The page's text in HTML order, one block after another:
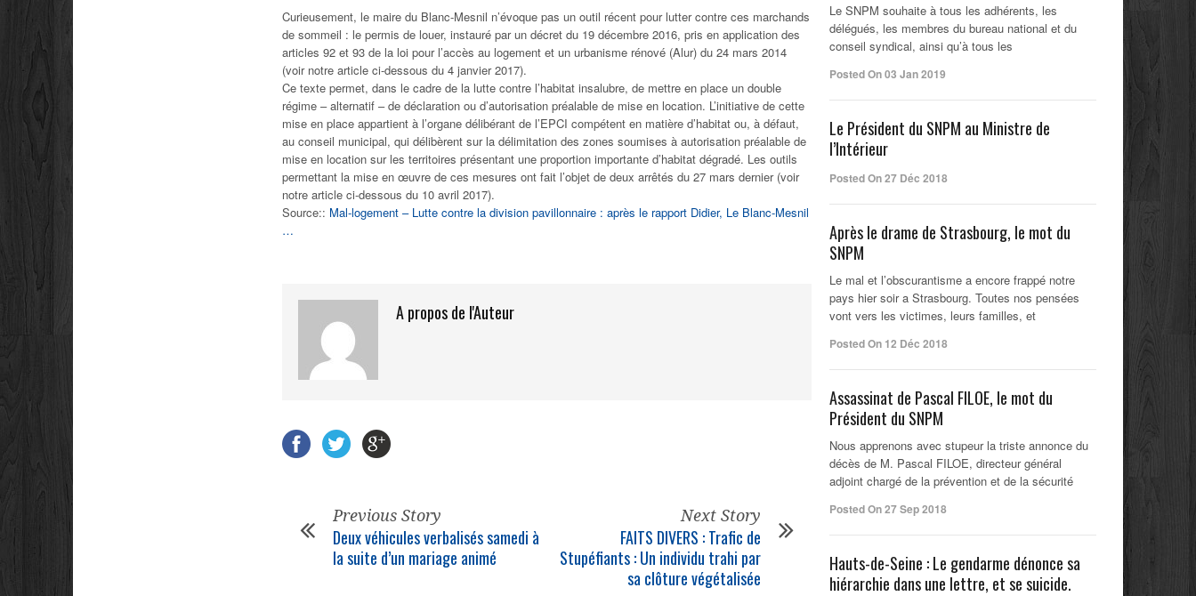
Curieusement, le maire du Blanc-Mesnil n’évoque pas un outil récent pour lutter contre ces marchands
de sommeil : le permis de louer, instauré par un décret du 19 décembre 2016, pris en application des
articles 92 et 93 de la loi pour l’accès au logement et un urbanisme rénové (Alur) du 24 mars 2014
(voir notre article ci-dessous du 4 janvier 2017).
Ce texte permet, dans le cadre de la lutte contre l’habitat insalubre, de mettre en place un double
régime – alternatif – de déclaration ou d’autorisation préalable de mise en location. L’initiative de cette
mise en place appartient à l’organe délibérant de l’EPCI compétent en matière d’habitat ou, à défaut,
au conseil municipal, qui délibèrent sur la délimitation des zones soumises à autorisation préalable de
mise en location sur les territoires présentant une proportion importante d’habitat dégradé. Les outils
permettant la mise en œuvre de ces mesures ont fait l’objet de deux arrêtés du 27 mars dernier (voir
notre article ci-dessous du 10 avril 2017).
Source:: Mal-logement – Lutte contre la division pavillonnaire : après le rapport Didier, Le Blanc-Mesnil
…
A propos de l'Auteur
Previous Story
Deux véhicules verbalisés samedi à
la suite d’un mariage animé
Next Story
FAITS DIVERS : Trafic de
Stupéfiants : Un individu trahi par
sa clôture végétalisée
Le SNPM souhaite à tous les adhérents, les
délégués, les membres du bureau national et du
conseil syndical, ainsi qu’à tous les
Posted On 03 Jan 2019
Le Président du SNPM au Ministre de
l’Intérieur
Posted On 27 Déc 2018
Après le drame de Strasbourg, le mot du
SNPM
Le mal et l’obscurantisme a encore frappé notre
pays hier soir a Strasbourg. Toutes nos pensées
vont vers les victimes, leurs familles, et
Posted On 12 Déc 2018
Assassinat de Pascal FILOE, le mot du
Président du SNPM
Nous apprenons avec stupeur la triste annonce du
décès de M. Pascal FILOE, directeur général
adjoint chargé de la prévention et de la sécurité
Posted On 27 Sep 2018
Hauts-de-Seine : Le gendarme dénonce sa
hiérarchie dans une lettre, et se suicide.